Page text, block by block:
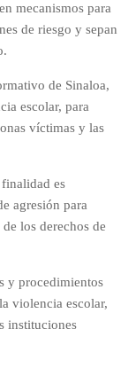
mecanismos para
de riesgo y sepan
de Sinaloa,
escolar, para
víctimas y las
es
agresión para
los derechos de
y procedimientos
violencia escolar,
instituciones